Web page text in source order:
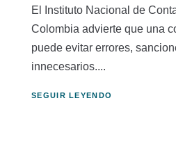
El Instituto Nacional de
Colombia advierte que una
puede evitar errores,
innecesarios....
SEGUIR LEYENDO